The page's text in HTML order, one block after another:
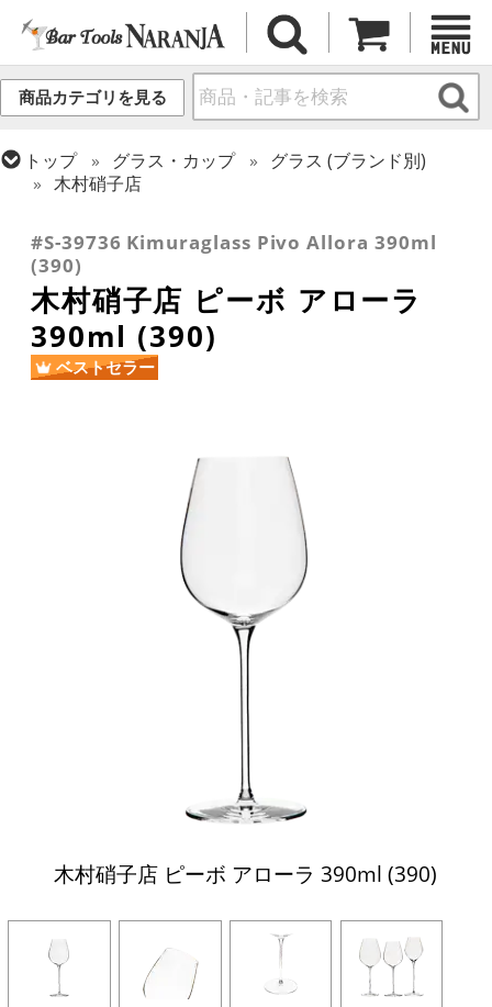
商品カテゴリを見る
トップ グラス・カップ
グラス (ブランド別)
木村硝子店
ワイングラス
#S-39736 Kimuraglass Pivo Allora 390ml
(390)
木村硝子店 ピーボ アローラ
390ml (390)
ベストセラー
木村硝子店 ピーボ アローラ 390ml (390)